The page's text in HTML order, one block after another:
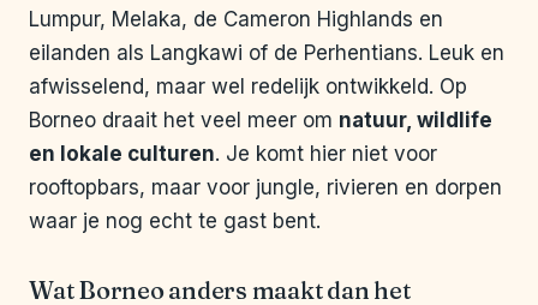
Lumpur, Melaka, de Cameron Highlands en
eilanden als Langkawi of de Perhentians. Leuk en
afwisselend, maar wel redelijk ontwikkeld. Op
Borneo draait het veel meer om natuur, wildlife
en lokale culturen. Je komt hier niet voor
rooftopbars, maar voor jungle, rivieren en dorpen
waar je nog echt te gast bent.
Wat Borneo anders maakt dan het